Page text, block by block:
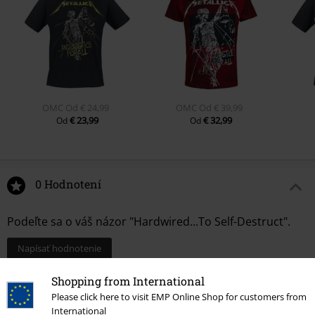
Shopping from International
Please click here to visit EMP Online Shop for customers from
International
OMC Od € 24,99
Od € 23,99
OMC Od € 39,99
Od € 32,99
0 Hodnotení
Podeľte sa o váš názor "Hardwired...To Self-Destruct".
Napísať hodnotenie